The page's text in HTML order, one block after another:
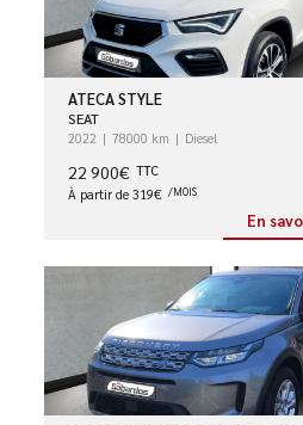
ATECA STYLE
SEAT
2022 78000 km Diesel
22 900€ TTC
À partir de 319€ /MOIS
En